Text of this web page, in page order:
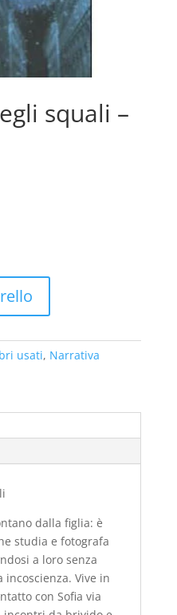
squali –
usati, Narrativa
dalla figlia: è
studia e fotografa
a loro senza
incoscienza. Vive in
con Sofia via